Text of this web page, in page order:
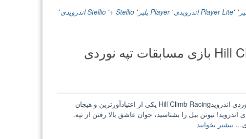
٬ Lite٬ Player اندرویدی ٬ Player پلیر ٬ Stellio + ٬ Stellio اندرویدی
٬
Hill Climb Racing 2 v1.18.0 + 1.38.1 بازی مسابقات تپه نوردی
Hill Climb Racing 2 v1.18.0 + 1.38.1 بازی مسابقات تپه نوردی اندرویدHill Climb Racing یکی از اعتیاد‌آور‌ترین و هیجان‌
نیوتن بیل را بشناسید، جوان عاشق بالا رفتن از تپه.
بیشتر بخوانید